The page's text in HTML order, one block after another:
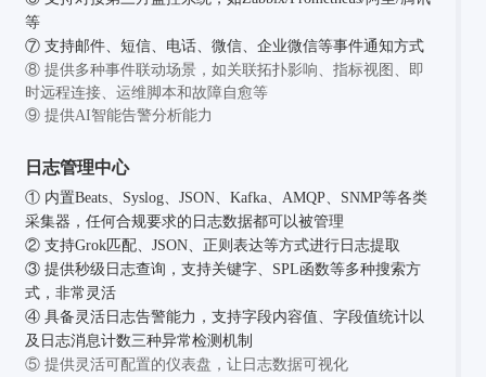
等
⑦ 支持邮件、短信、电话、微信、企业微信等事件通知方式
⑧ 提供多种事件联动场景，如关联拓扑影响、指标视图、即
时远程连接、运维脚本和故障自愈等
⑨ 提供AI智能告警分析能力
日志管理中心
① 内置Beats、Syslog、JSON、Kafka、AMQP、SNMP等各类
采集器，任何合规要求的日志数据都可以被管理
② 支持Grok匹配、JSON、正则表达等方式进行日志提取
③ 提供秒级日志查询，支持关键字、SPL函数等多种搜索方
式，非常灵活
④ 具备灵活日志告警能力，支持字段内容值、字段值统计以
及日志消息计数三种异常检测机制
⑤ 提供灵活可配置的仪表盘，让日志数据可视化